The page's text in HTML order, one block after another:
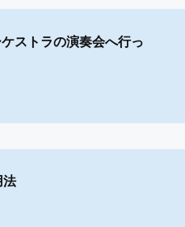
ストラの演奏会へ行っ
法